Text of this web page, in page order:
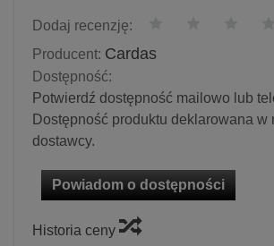
Dodaj recenzję:
Producent: Cardas
Dostępność:
Potwierdź dostępność mailowo lub
Dostępność produktu deklarowana w
dostawcy.
Powiadom o dostępności
Historia ceny